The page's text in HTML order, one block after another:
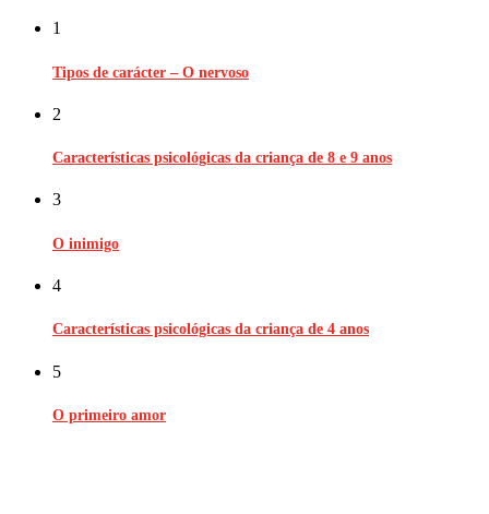
1
Tipos de carácter – O nervoso
2
Características psicológicas da criança de 8 e 9 anos
3
O inimigo
4
Características psicológicas da criança de 4 anos
5
O primeiro amor